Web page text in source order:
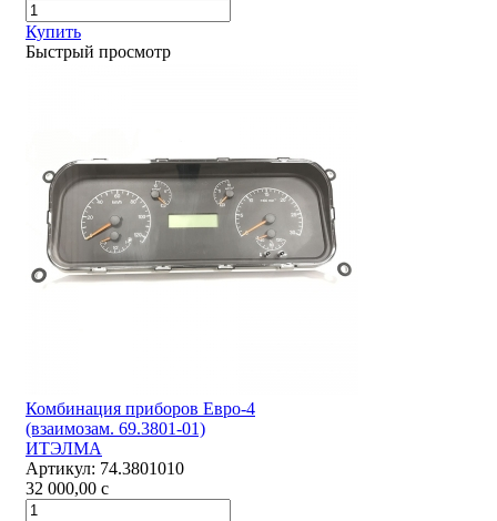
Купить
Быстрый просмотр
Комбинация приборов Евро-4
(взаимозам. 69.3801-01)
ИТЭЛМА
Артикул: 74.3801010
32 000,00 c